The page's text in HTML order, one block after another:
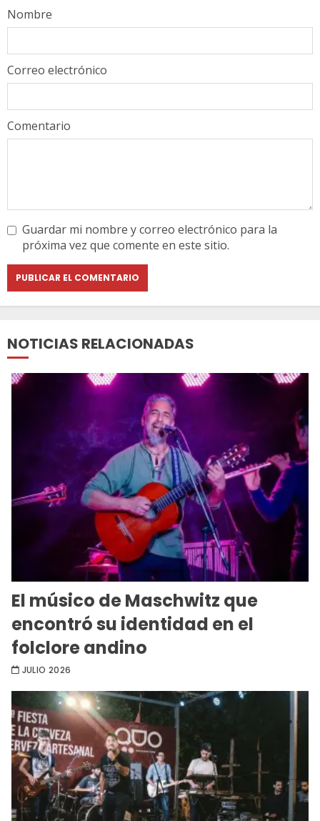
Comentario
Nombre
Correo electrónico
Guardar mi nombre y correo electrónico para la
próxima vez que comente en este sitio.
NOTICIAS RELACIONADAS
El músico de Maschwitz que
encontró su identidad en el
folclore andino
JULIO 2026